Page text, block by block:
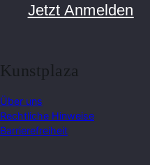
Jetzt Anmelden
Kunstplaza
Über uns
Rechtliche Hinweise
Barrierefreiheit